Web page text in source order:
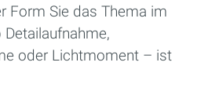
Form Sie das Thema im
oder Lichtmoment – ist